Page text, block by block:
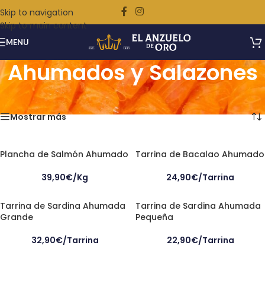
Skip to navigation
Skip to main content
MENU
Ahumados y Salazones
Ahumados y Salazones Mostrando los 4 resultados
Mostrar más
Plancha de Salmón Ahumado
39,90€/Kg
Tarrina de Bacalao Ahumado
24,90€/Tarrina
Tarrina de Sardina Ahumada
Grande
32,90€/Tarrina
Tarrina de Sardina Ahumada
Pequeña
22,90€/Tarrina